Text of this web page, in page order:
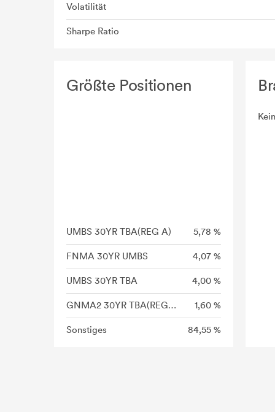
Volatilität
Sharpe Ratio
Größte Positionen
UMBS 30YR TBA(REG A) 5,78 %
FNMA 30YR UMBS 4,07 %
UMBS 30YR TBA 4,00 %
GNMA2 30YR TBA(REG C) 1,60 %
Sonstiges 84,55 %